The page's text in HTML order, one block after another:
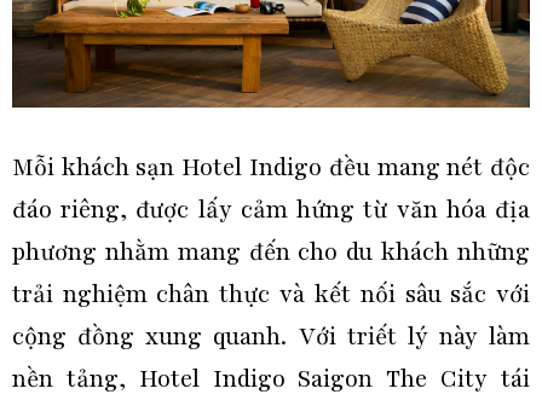
Mỗi khách sạn Hotel Indigo đều mang nét độc
đáo riêng, được lấy cảm hứng từ văn hóa địa
phương nhằm mang đến cho du khách những
trải nghiệm chân thực và kết nối sâu sắc với
cộng đồng xung quanh. Với triết lý này làm
nền tảng, Hotel Indigo Saigon The City tái